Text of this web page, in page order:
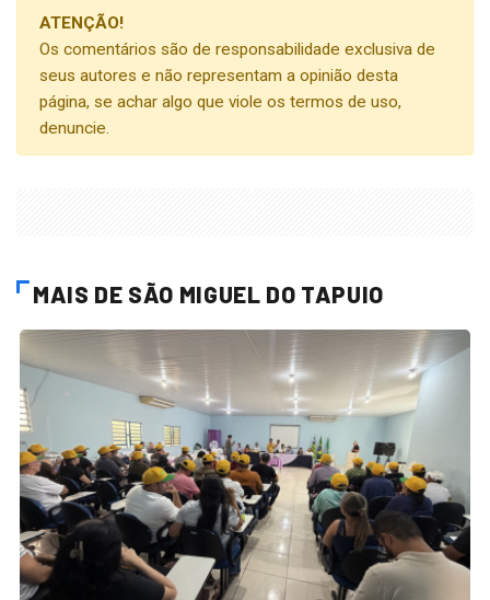
ATENÇÃO!
Os comentários são de responsabilidade exclusiva de
seus autores e não representam a opinião desta
página, se achar algo que viole os termos de uso,
denuncie.
MAIS DE SÃO MIGUEL DO TAPUIO